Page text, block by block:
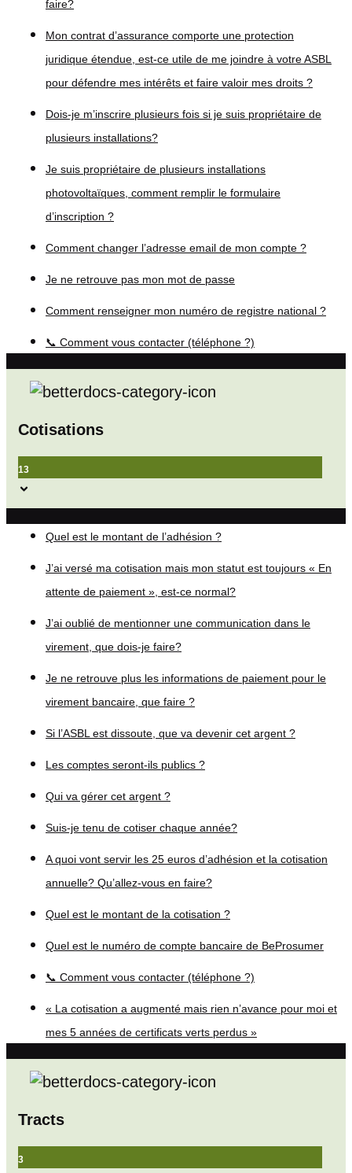
faire?
Mon contrat d’assurance comporte une protection
juridique étendue, est-ce utile de me joindre à votre ASBL
pour défendre mes intérêts et faire valoir mes droits ?
Dois-je m’inscrire plusieurs fois si je suis propriétaire de
plusieurs installations?
Je suis propriétaire de plusieurs installations
photovoltaïques, comment remplir le formulaire
d’inscription ?
Comment changer l’adresse email de mon compte ?
Je ne retrouve pas mon mot de passe
Comment renseigner mon numéro de registre national ?
📞 Comment vous contacter (téléphone ?)
Cotisations
13
Quel est le montant de l’adhésion ?
J’ai versé ma cotisation mais mon statut est toujours « En
attente de paiement », est-ce normal?
J’ai oublié de mentionner une communication dans le
virement, que dois-je faire?
Je ne retrouve plus les informations de paiement pour le
virement bancaire, que faire ?
Si l’ASBL est dissoute, que va devenir cet argent ?
Les comptes seront-ils publics ?
Qui va gérer cet argent ?
Suis-je tenu de cotiser chaque année?
A quoi vont servir les 25 euros d’adhésion et la cotisation
annuelle? Qu’allez-vous en faire?
Quel est le montant de la cotisation ?
Quel est le numéro de compte bancaire de BeProsumer
📞 Comment vous contacter (téléphone ?)
« La cotisation a augmenté mais rien n’avance pour moi et
mes 5 années de certificats verts perdus »
Tracts
3